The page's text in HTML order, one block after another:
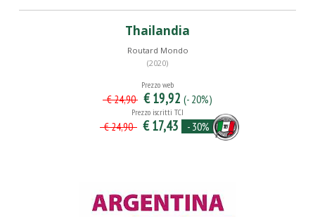
Thailandia
Routard Mondo
(2020)
Prezzo web
€ 24,90 € 19,92 (- 20%)
Prezzo iscritti TCI
€ 24,90 € 17,43 - 30%